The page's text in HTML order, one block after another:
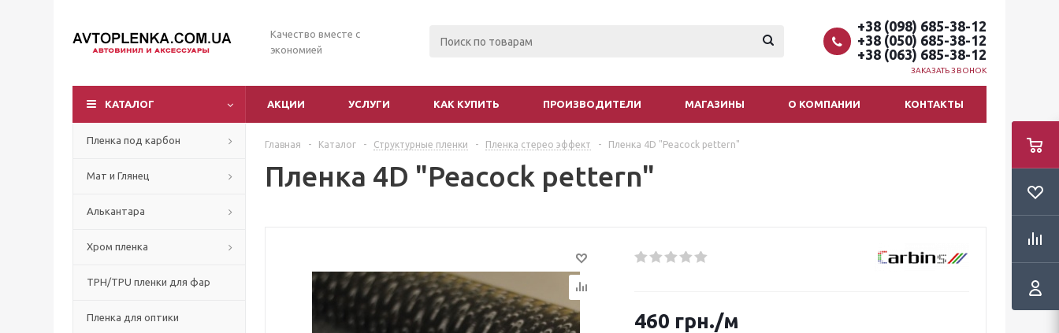
Качество вместе с
экономией
+38 (098) 685-38-12
+38 (050) 685-38-12
+38 (063) 685-38-12
ЗАКАЗАТЬ ЗВОНОК
КАТАЛОГ АКЦИИ УСЛУГИ КАК КУПИТЬ ПРОИЗВОДИТЕЛИ МАГАЗИНЫ О КОМПАНИИ КОНТАКТЫ
Пленка под карбон
Мат и Глянец
Алькантара
Хром пленка
TPH/TPU пленки для фар
Пленка для оптики
Главная - Каталог - Структурные пленки - Пленка стерео эффект - Пленка 4D "Peacock pettern"
Пленка 4D "Peacock pettern"
460 грн./м